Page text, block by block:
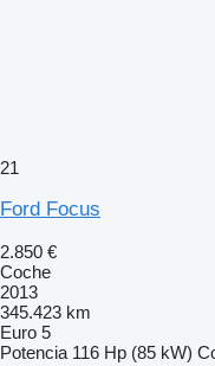
21
Ford Focus
2.850 €
Coche
2013
345.423 km
Euro 5
Potencia 116 Hp (85 kW)